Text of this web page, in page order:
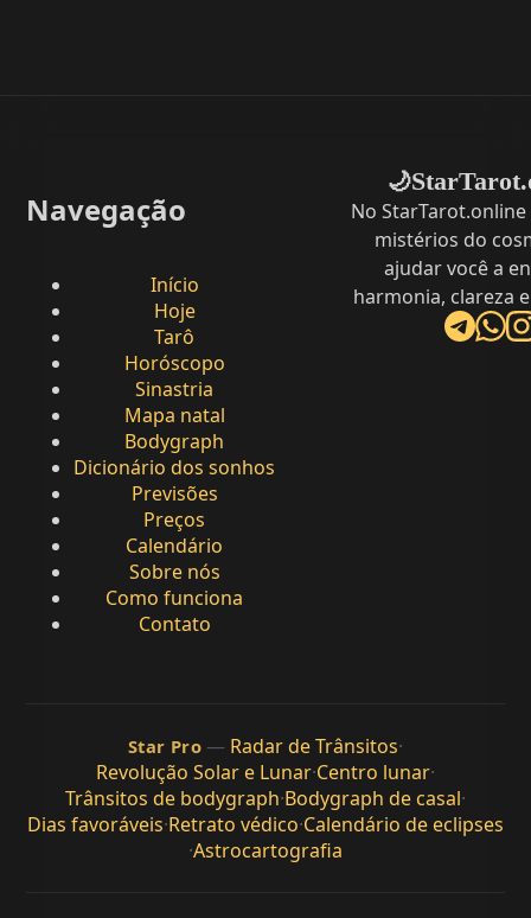
Navegação
Início
Hoje
Tarô
Horóscopo
Sinastria
Mapa natal
Bodygraph
Dicionário dos sonhos
Previsões
Preços
Calendário
Sobre nós
Como funciona
Contato
🌙
No
mistérios do
ajudar você a
harmonia, clareza
Star Pro — Radar de Trânsitos·
Revolução Solar e Lunar·Centro lunar·
Trânsitos de bodygraph·Bodygraph de casal·
Dias favoráveis·Retrato védico·Calendário de eclipses
·Astrocartografia